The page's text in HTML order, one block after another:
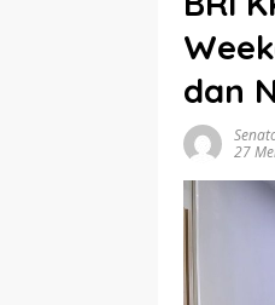
dan
27